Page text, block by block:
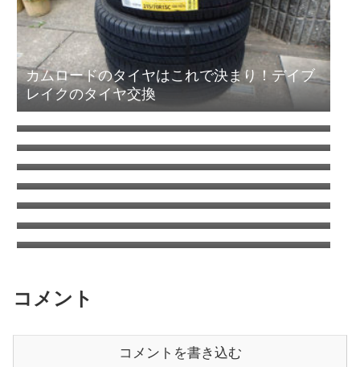
カムロードのタイヤはこれで決まり！デイブ
レイクのタイヤ交換
エアコン室外機がタイヤを劣化させる！オゾ
ンクラッキング
キャンピングカーの清水タンクを清掃（塩素
について考える）
コロナのウインドエアコンをキャンピングカ
ーに取り付け
ANAワイドゴールドVISA/MASTERはSFCに
切り替えても年会費追加徴収はなし
ANA国内線システムリニューアルでちょっと
得した話
タイヤをミシュランAGILISキャンピングに交
換 | キャンピングカーの乗り心地を改善する
方法
日本もここまで来たか車中泊は危険がいっぱ
い？
コメント
コメントを書き込む